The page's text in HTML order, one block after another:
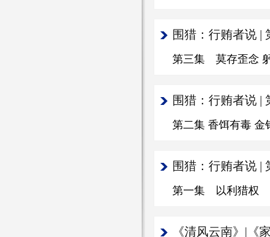
围猎：行贿者说 |
第三集 莫存歪念
围猎：行贿者说 |
第二集 香饵有毒 金
围猎：行贿者说 |
第一集 以利猎权
《清风云南》|《